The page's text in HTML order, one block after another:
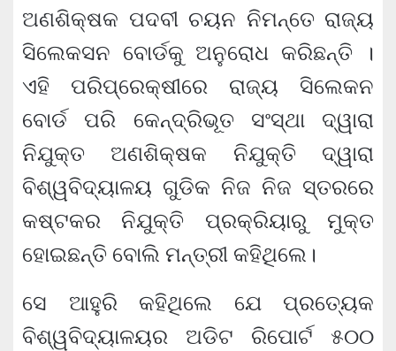
ଅଣଶିକ୍ଷକ ପଦବୀ ଚୟନ ନିମନ୍ତେ ରାଜ୍ୟ
ସିଲେକସନ ବୋର୍ଡକୁ ଅନୁରୋଧ କରିଛନ୍ତି ।
ଏହି ପରିପ୍ରେକ୍ଷୀରେ ରାଜ୍ୟ ସିଲେକନ
ବୋର୍ଡ ପରି କେନ୍ଦ୍ରିଭୂତ ସଂସ୍ଥା ଦ୍ୱାରା
ନିଯୁକ୍ତ ଅଣଶିକ୍ଷକ ନିଯୁକ୍ତି ଦ୍ୱାରା
ବିଶ୍ୱବିଦ୍ୟାଳୟ ଗୁଡିକ ନିଜ ନିଜ ସ୍ତରରେ
କଷ୍ଟକର ନିଯୁକ୍ତି ପ୍ରକ୍ରିୟାରୁ ମୁକ୍ତ
ହୋଇଛନ୍ତି ବୋଲି ମନ୍ତ୍ରୀ କହିଥିଲେ।
ସେ ଆହୁରି କହିଥିଲେ ଯେ ପ୍ରତ୍ୟେକ
ବିଶ୍ୱବିଦ୍ୟାଳୟର ଅଡିଟ ରିପୋର୍ଟ ୫୦୦